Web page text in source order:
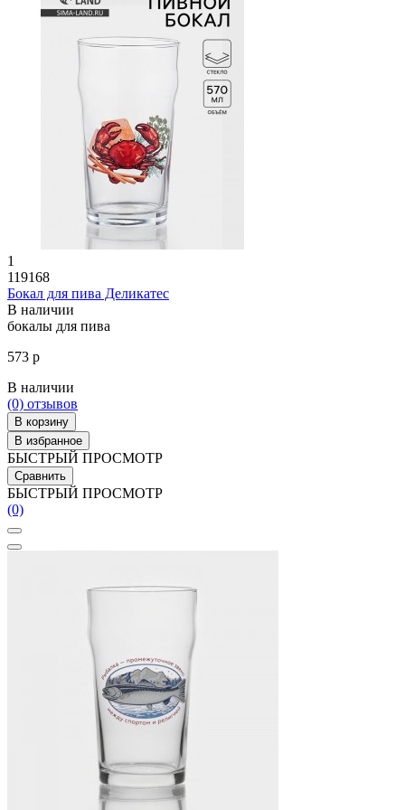
1
119168
Бокал для пива Деликатес
В наличии
бокалы для пива
573 р
В наличии
(0) отзывов
В корзину
В избранное
БЫСТРЫЙ ПРОСМОТР
Сравнить
БЫСТРЫЙ ПРОСМОТР
(0)